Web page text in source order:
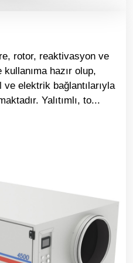
rotor, reaktivasyon ve
hazır olup,
elektrik bağlantılarıyla
Yalıtımlı, to...